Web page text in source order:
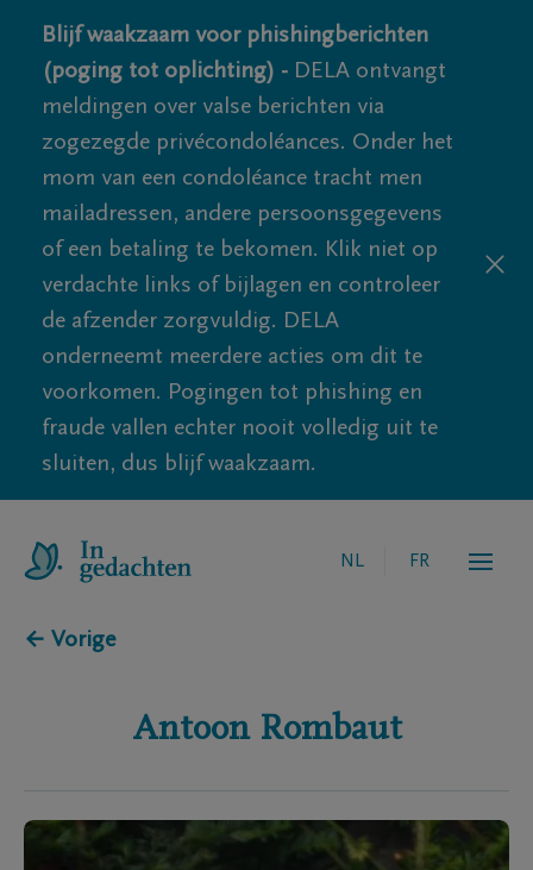
Blijf waakzaam voor phishingberichten
(poging tot oplichting) - DELA ontvangt
meldingen over valse berichten via
zogezegde privécondoléances. Onder het
mom van een condoléance tracht men
mailadressen, andere persoonsgegevens
of een betaling te bekomen. Klik niet op
verdachte links of bijlagen en controleer
de afzender zorgvuldig. DELA
onderneemt meerdere acties om dit te
voorkomen. Pogingen tot phishing en
fraude vallen echter nooit volledig uit te
sluiten, dus blijf waakzaam.
NL FR
← Vorige
Antoon Rombaut